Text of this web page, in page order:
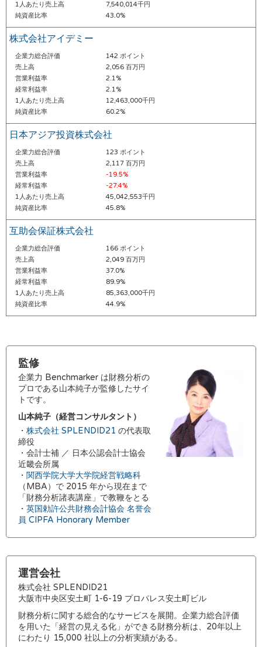
1人あたり売上高
7,540,014千円
純資産比率
43.0%
株式会社アイデミー
企業力総合評価
142 ポイント
売上高
2,056 百万円
営業利益率
2.1%
経常利益率
2.1%
1人あたり売上高
12,463,000千円
純資産比率
60.2%
日本アジア投資株式会社
企業力総合評価
123 ポイント
売上高
2,117 百万円
営業利益率
-19.5%
経常利益率
-27.4%
1人あたり売上高
45,042,553千円
純資産比率
45.8%
互助会保証株式会社
企業力総合評価
166 ポイント
売上高
2,049 百万円
営業利益率
37.0%
経常利益率
89.9%
1人あたり売上高
85,363,000千円
純資産比率
44.9%
監修
企業力 Benchmarker は財務分析の
プロである山本純子が監修したサイ
トです。
山本純子（経営コンサルタント）
・ 株式会社 SPLENDID21 の代表取
締役
・会計士補 ／ 日本公認会計士協会
近畿会所属
・ 関西学院大学大学院経営戦略科
（MBA）で 2015 年から現在まで
「財務分析諸表講座」で教鞭をとる
・ 英国勅許公共財務会計協会 名誉会
員 CIPFA Honorary Member
運営会社
株式会社 SPLENDID21
大阪市中央区安土町 1-6-19 プロパレス安土町ビル
財務分析に関する総合的なサービスを展開。企業力総合評価
を用いた「経営の見える化」ができる財務分析は、20年以上
にわたり 15,000 社以上の分析実績がある。